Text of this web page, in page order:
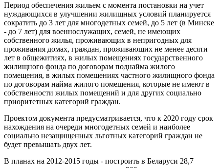
Период обеспечения жильем с момента постановки на учет
нуждающихся в улучшении жилищных условий планируется
сократить до 3 лет для многодетных семей, до 5 лет (в Минске
- до 7 лет) для военнослужащих, семей, не имеющих
собственного жилья, проживающих в непригодных для
проживания домах, граждан, проживающих не менее десяти
лет в общежитиях, в жилых помещениях государственного
жилищного фонда по договорам поднайма жилого
помещения, в жилых помещениях частного жилищного фонда
по договорам найма жилого помещения, которые не имеют в
собственности жилых помещений и для других социально
приоритетных категорий граждан.
Проектом документа предусматривается, что к 2020 году срок
нахождения на очереди многодетных семей и наиболее
социально незащищенных льготных категорий граждан не
будет превышать двух лет.
В планах на 2012-2015 годы - построить в Беларуси 28,7